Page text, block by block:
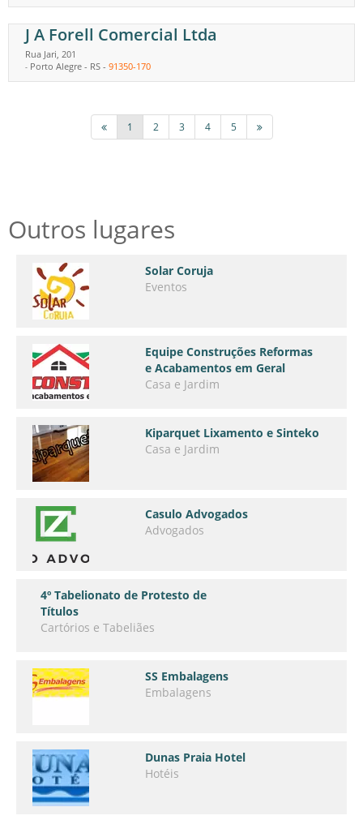
J A Forell Comercial Ltda
Rua Jari, 201
- Porto Alegre - RS - 91350-170
1 2 3 4 5
Outros lugares
Solar Coruja
Eventos
Equipe Construções Reformas
e Acabamentos em Geral
Casa e Jardim
Kiparquet Lixamento e Sinteko
Casa e Jardim
Casulo Advogados
Advogados
4º Tabelionato de Protesto de
Títulos
Cartórios e Tabeliães
SS Embalagens
Embalagens
Dunas Praia Hotel
Hotéis